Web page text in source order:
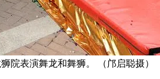
院表演舞龙和舞狮。 （邝启聪摄）